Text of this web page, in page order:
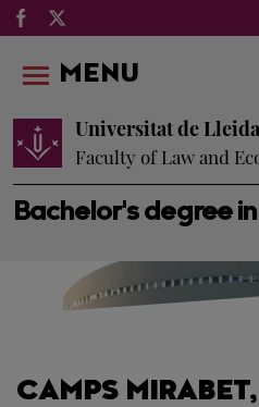
Bachelor's degree
Universitat de Lleida
Faculty of Law and
MENU
CAMPS